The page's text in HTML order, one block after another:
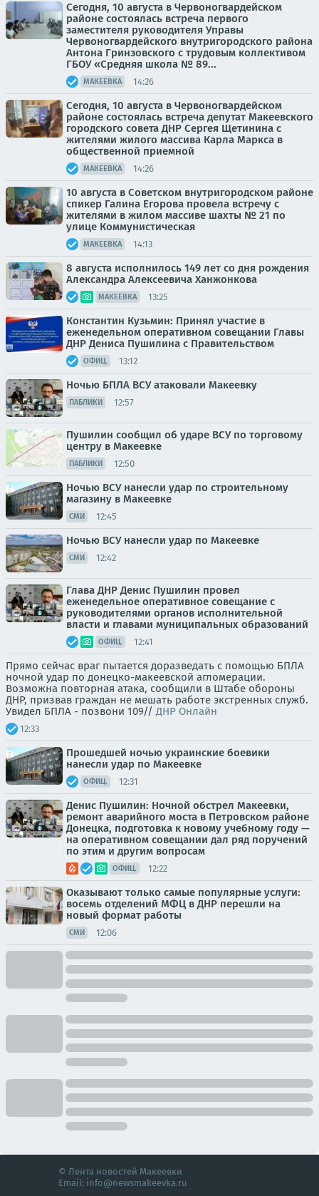
Сегодня, 10 августа в Червоногвардейском
районе состоялась встреча первого
заместителя руководителя Управы
Червоногвардейского внутригородского района
Антона Гринзовского с трудовым коллективом
ГБОУ «Средняя школа № 89...
МАКЕЕВКА 14:26
Сегодня, 10 августа в Червоногвардейском
районе состоялась встреча депутат Макеевского
городского совета ДНР Сергея Щетинина с
жителями жилого массива Карла Маркса в
общественной приемной
МАКЕЕВКА 14:26
10 августа в Советском внутригородском районе
спикер Галина Егорова провела встречу с
жителями в жилом массиве шахты № 21 по
улице Коммунистическая
МАКЕЕВКА 14:13
8 августа исполнилось 149 лет со дня рождения
Александра Алексеевича Ханжонкова
МАКЕЕВКА 13:25
Константин Кузьмин: Принял участие в
еженедельном оперативном совещании Главы
ДНР Дениса Пушилина с Правительством
ОФИЦ. 13:12
Ночью БПЛА ВСУ атаковали Макеевку
ПАБЛИКИ 12:57
Пушилин сообщил об ударе ВСУ по торговому
центру в Макеевке
ПАБЛИКИ 12:50
Ночью ВСУ нанесли удар по строительному
магазину в Макеевке
СМИ 12:45
Ночью ВСУ нанесли удар по Макеевке
СМИ 12:42
Глава ДНР Денис Пушилин провел
еженедельное оперативное совещание с
руководителями органов исполнительной
власти и главами муниципальных образований
ОФИЦ. 12:41
Прямо сейчас враг пытается доразведать с помощью БПЛА
ночной удар по донецко-макеевской агломерации.
Возможна повторная атака, сообщили в Штабе обороны
ДНР, призвав граждан не мешать работе экстренных служб.
Увидел БПЛА - позвони 109// ДНР Онлайн
12:33
Прошедшей ночью украинские боевики
нанесли удар по Макеевке
ОФИЦ. 12:31
Денис Пушилин: Ночной обстрел Макеевки,
ремонт аварийного моста в Петровском районе
Донецка, подготовка к новому учебному году —
на оперативном совещании дал ряд поручений
по этим и другим вопросам
ОФИЦ. 12:22
Оказывают только самые популярные услуги:
восемь отделений МФЦ в ДНР перешли на
новый формат работы
СМИ 12:06
© Лента новостей Макеевки
Email: info@newsmakeevka.ru